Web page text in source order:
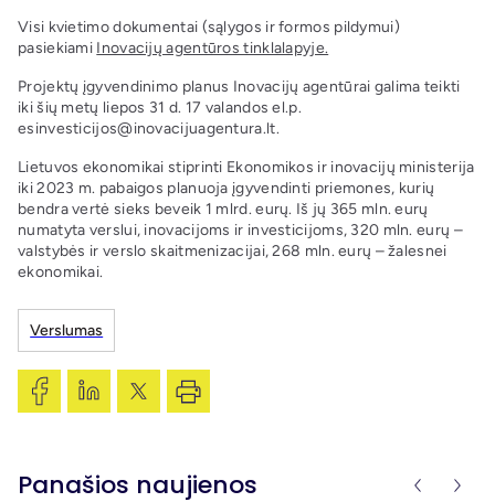
Visi kvietimo dokumentai (sąlygos ir formos pildymui)
pasiekiami Inovacijų agentūros tinklalapyje.
Projektų įgyvendinimo planus Inovacijų agentūrai galima teikti
iki šių metų liepos 31 d. 17 valandos el.p.
esinvesticijos@inovacijuagentura.lt.
Lietuvos ekonomikai stiprinti Ekonomikos ir inovacijų ministerija
iki 2023 m. pabaigos planuoja įgyvendinti priemones, kurių
bendra vertė sieks beveik 1 mlrd. eurų. Iš jų 365 mln. eurų
numatyta verslui, inovacijoms ir investicijoms, 320 mln. eurų –
valstybės ir verslo skaitmenizacijai, 268 mln. eurų – žalesnei
ekonomikai.
Verslumas
Panašios naujienos